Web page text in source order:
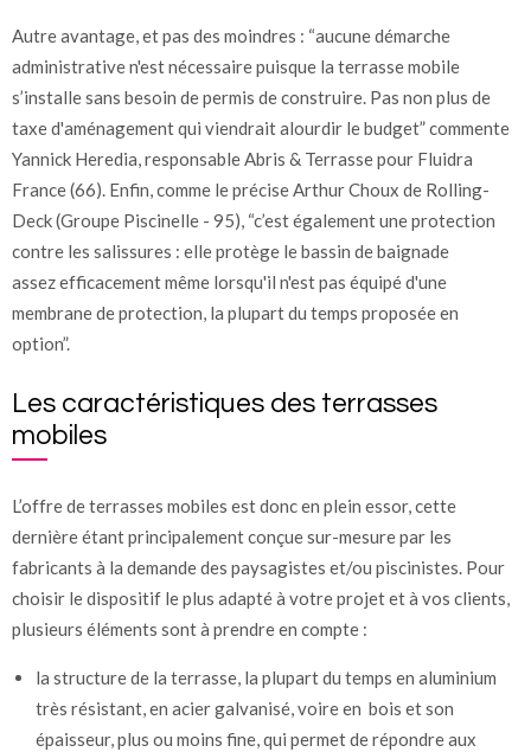
Autre avantage, et pas des moindres : “aucune démarche
administrative n'est nécessaire puisque la terrasse mobile
s’installe sans besoin de permis de construire. Pas non plus de
taxe d'aménagement qui viendrait alourdir le budget” commente
Yannick Heredia, responsable Abris & Terrasse pour Fluidra
France (66). Enfin, comme le précise Arthur Choux de Rolling-
Deck (Groupe Piscinelle - 95), “c’est également une protection
contre les salissures : elle protège le bassin de baignade
assez efficacement même lorsqu'il n'est pas équipé d'une
membrane de protection, la plupart du temps proposée en
option”.
Les caractéristiques des terrasses
mobiles
L’offre de terrasses mobiles est donc en plein essor, cette
dernière étant principalement conçue sur-mesure par les
fabricants à la demande des paysagistes et/ou piscinistes. Pour
choisir le dispositif le plus adapté à votre projet et à vos clients,
plusieurs éléments sont à prendre en compte :
la structure de la terrasse, la plupart du temps en aluminium
très résistant, en acier galvanisé, voire en bois et son
épaisseur, plus ou moins fine, qui permet de répondre aux